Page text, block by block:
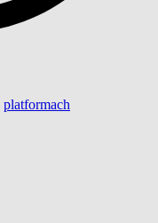
platformach